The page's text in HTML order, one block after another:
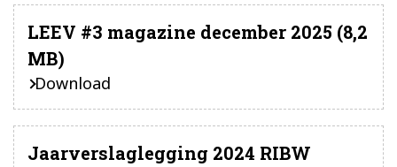
LEEV #3 magazine december 2025 (8,2
MB)
Download
Jaarverslaglegging 2024 RIBW